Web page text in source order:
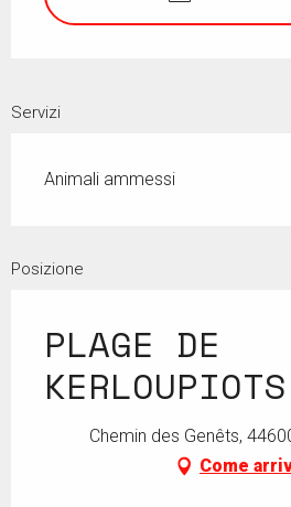
Servizi
Animali ammessi
Posizione
PLAGE DE
KERLOUPIOTS
Chemin des Genêts,
Come